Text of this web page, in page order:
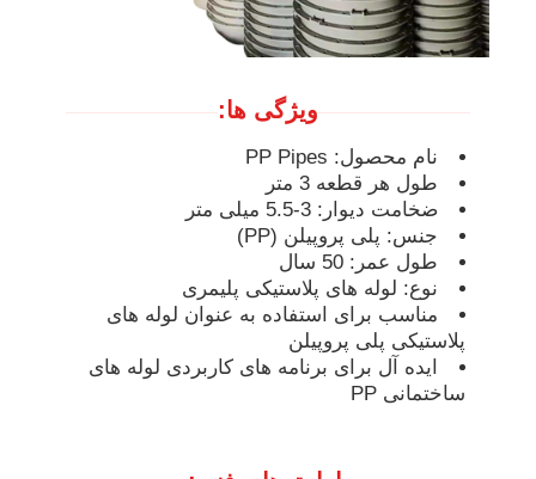
ویژگی ها:
نام محصول: PP Pipes
طول هر قطعه 3 متر
ضخامت دیوار: 3-5.5 میلی متر
جنس: پلی پروپیلن (PP)
طول عمر: 50 سال
نوع: لوله های پلاستیکی پلیمری
مناسب برای استفاده به عنوان لوله های
پلاستیکی پلی پروپیلن
ایده آل برای برنامه های کاربردی لوله های
ساختمانی PP